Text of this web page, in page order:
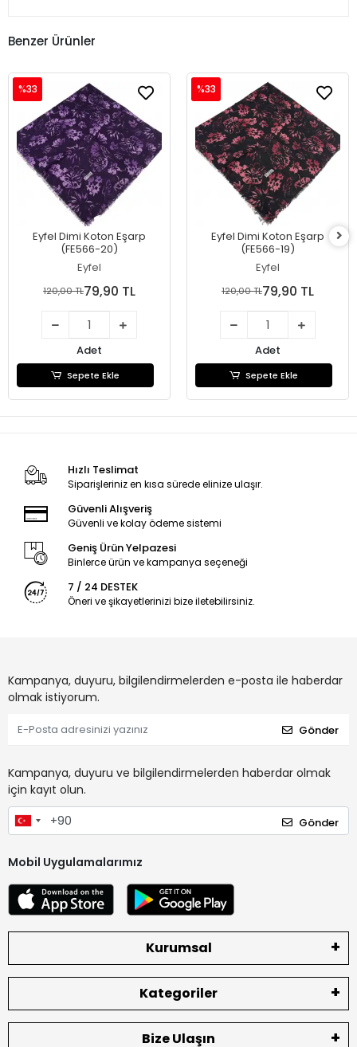
Benzer Ürünler
Eyfel Dimi Koton Eşarp
(FE566-20)
Eyfel
%33
120,00 TL79,90 TL
Adet
Sepete Ekle
Eyfel Dimi Koton Eşarp
(FE566-19)
Eyfel
%33
120,00 TL79,90 TL
Adet
Sepete Ekle
Hızlı Teslimat
Siparişleriniz en kısa sürede elinize ulaşır.
Güvenli Alışveriş
Güvenli ve kolay ödeme sistemi
Geniş Ürün Yelpazesi
Binlerce ürün ve kampanya seçeneği
7 / 24 DESTEK
Öneri ve şikayetlerinizi bize iletebilirsiniz.
Kampanya, duyuru, bilgilendirmelerden e-posta ile haberdar
olmak istiyorum.
Gönder
Kampanya, duyuru ve bilgilendirmelerden haberdar olmak
için kayıt olun.
Gönder
Mobil Uygulamalarımız
Kurumsal
Kategoriler
Bize Ulaşın